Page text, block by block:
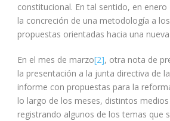
constitucional. En tal sentido, en enero
la concreción de una metodología a
propuestas orientadas hacia una
En el mes de marzo[2], otra nota de
la presentación a la junta directiva de
informe con propuestas para la
lo largo de los meses, distintos
registrando algunos de los temas que